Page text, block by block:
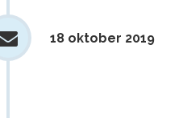
18 oktober 2019